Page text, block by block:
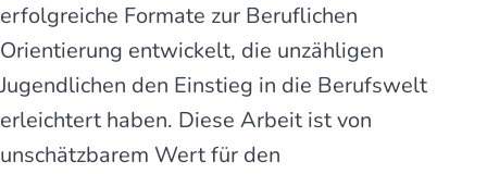
erfolgreiche Formate zur Beruflichen
Orientierung entwickelt, die unzähligen
Jugendlichen den Einstieg in die Berufswelt
erleichtert haben. Diese Arbeit ist von
unschätzbarem Wert für den